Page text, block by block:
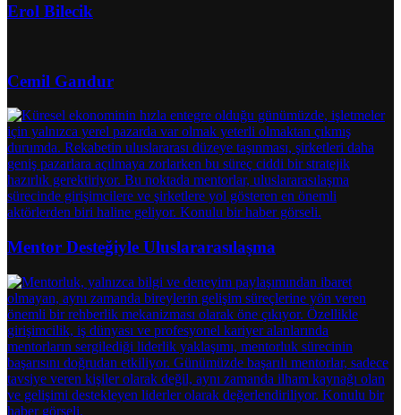
Erol Bilecik
Cemil Gandur
Mentor Desteğiyle Uluslararasılaşma